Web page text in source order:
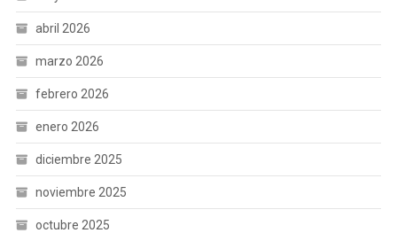
abril 2026
marzo 2026
febrero 2026
enero 2026
diciembre 2025
noviembre 2025
octubre 2025